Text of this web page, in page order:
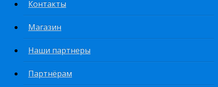
Контакты
Магазин
Наши партнеры
Партнёрам